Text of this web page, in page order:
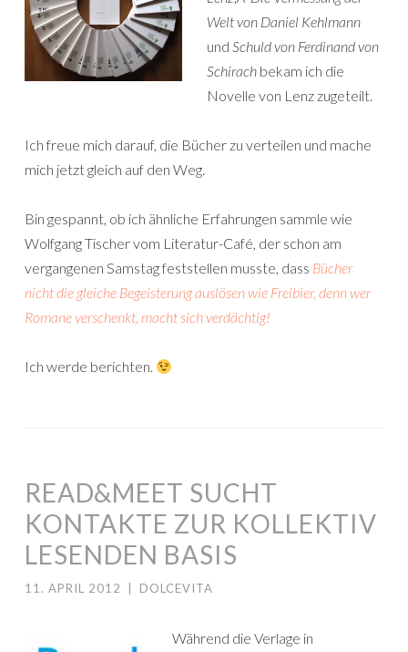
Welt von Daniel Kehlmann
und Schuld von Ferdinand von
Schirach bekam ich die
Novelle von Lenz zugeteilt.
Ich freue mich darauf, die Bücher zu verteilen und mache
mich jetzt gleich auf den Weg.
Bin gespannt, ob ich ähnliche Erfahrungen sammle wie
Wolfgang Tischer vom Literatur-Café, der schon am
vergangenen Samstag feststellen musste, dass Bücher
nicht die gleiche Begeisterung auslösen wie Freibier, denn wer
Romane verschenkt, macht sich verdächtig!
Ich werde berichten.
READ&MEET SUCHT
KONTAKTE ZUR KOLLEKTIV
LESENDEN BASIS
11. APRIL 2012 DOLCEVITA
Während die Verlage in